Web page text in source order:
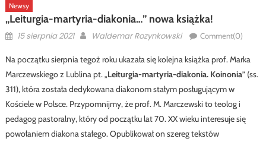
Newsy
„Leiturgia-martyria-diakonia…” nowa książka!
Posted
15 sierpnia 2021 Author
Waldemar Rozynkowski Comment(0)
Na początku sierpnia tegoż roku ukazała się kolejna książka prof. Marka
Marczewskiego z Lublina pt. „Leiturgia-martyria-diakonia. Koinonia” (ss.
311), która została dedykowana diakonom stałym posługującym w
Kościele w Polsce. Przypomnijmy, że prof. M. Marczewski to teolog i
pedagog pastoralny, który od początku lat 70. XX wieku interesuje się
powołaniem diakona stałego. Opublikował on szereg tekstów